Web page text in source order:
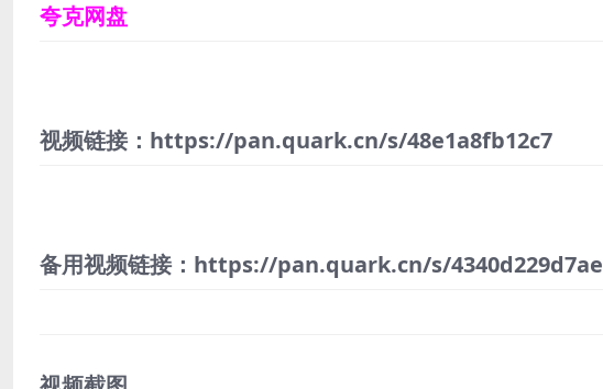
夸克网盘
视频链接：https://pan.quark.cn/s/48e1a8fb12c7
备用视频链接：https://pan.quark.cn/s/4340d229d7ae